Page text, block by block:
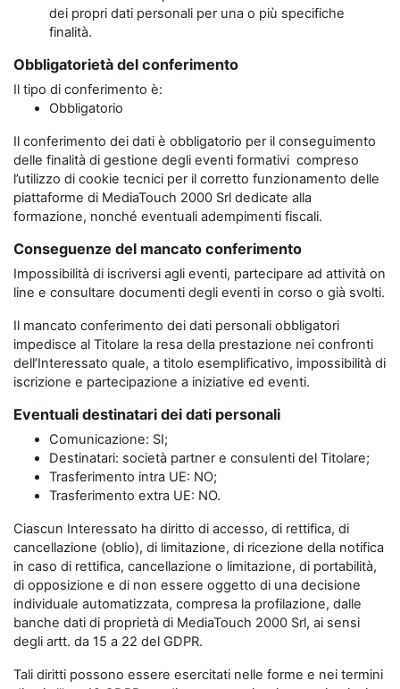
dei propri dati personali per una o più specifiche
finalità.
Obbligatorietà del conferimento
Il tipo di conferimento è:
Obbligatorio
Il conferimento dei dati è obbligatorio per il conseguimento
delle finalità di gestione degli eventi formativi compreso
l’utilizzo di cookie tecnici per il corretto funzionamento delle
piattaforme di MediaTouch 2000 Srl dedicate alla
formazione, nonché eventuali adempimenti fiscali.
Conseguenze del mancato conferimento
Impossibilità di iscriversi agli eventi, partecipare ad attività on
line e consultare documenti degli eventi in corso o già svolti.
Il mancato conferimento dei dati personali obbligatori
impedisce al Titolare la resa della prestazione nei confronti
dell’Interessato quale, a titolo esemplificativo, impossibilità di
iscrizione e partecipazione a iniziative ed eventi.
Eventuali destinatari dei dati personali
Comunicazione: SI;
Destinatari: società partner e consulenti del Titolare;
Trasferimento intra UE: NO;
Trasferimento extra UE: NO.
Ciascun Interessato ha diritto di accesso, di rettifica, di
cancellazione (oblio), di limitazione, di ricezione della notifica
in caso di rettifica, cancellazione o limitazione, di portabilità,
di opposizione e di non essere oggetto di una decisione
individuale automatizzata, compresa la profilazione, dalle
banche dati di proprietà di MediaTouch 2000 Srl, ai sensi
degli artt. da 15 a 22 del GDPR.
Tali diritti possono essere esercitati nelle forme e nei termini